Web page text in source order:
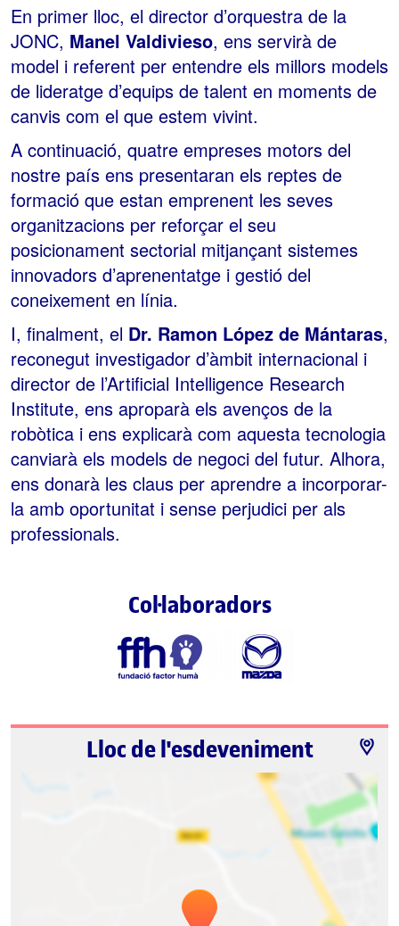
En primer lloc, el director d’orquestra de la
JONC, Manel Valdivieso, ens servirà de
model i referent per entendre els millors models
de lideratge d’equips de talent en moments de
canvis com el que estem vivint.
A continuació, quatre empreses motors del
nostre país ens presentaran els reptes de
formació que estan emprenent les seves
organitzacions per reforçar el seu
posicionament sectorial mitjançant sistemes
innovadors d’aprenentatge i gestió del
coneixement en línia.
I, finalment, el Dr. Ramon López de Mántaras,
reconegut investigador d’àmbit internacional i
director de l’Artificial Intelligence Research
Institute, ens aproparà els avenços de la
robòtica i ens explicarà com aquesta tecnologia
canviarà els models de negoci del futur. Alhora,
ens donarà les claus per aprendre a incorporar-
la amb oportunitat i sense perjudici per als
professionals.
Col·laboradors
Lloc de l'esdeveniment